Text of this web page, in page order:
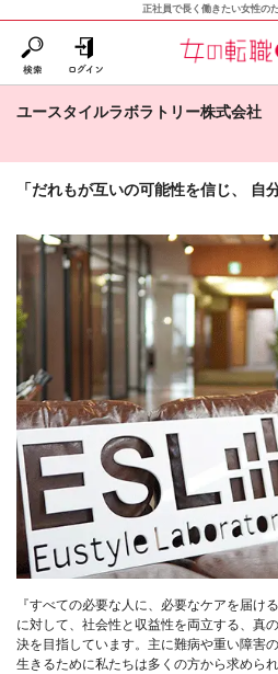
正社員で長く働きたい女性の
ユースタイルラボラトリー株式会社
「だれもが互いの可能性を信じ、 自
『すべての必要な人に、必要なケアを届け
に対して、社会性と収益性を両立する、真
決を目指しています。主に難病や重い障害
生きるために私たちは多くの方から求めら